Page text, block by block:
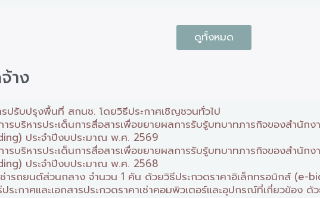
ดูทั้งหมด
าง
ปรับปรุงพื้นที่ สกนช. โดยวิธีประกาศเชิญชวนทั่วไป
ารบริหารประเด็นการสื่อสารเพื่อขยายผลการรับรู้บทบาทภารกิจของสำนัก
ประจำปีงบประมาณ พ.ศ. 2569
ารบริหารประเด็นการสื่อสารเพื่อขยายผลการรับรู้บทบาทภารกิจของสำนัก
ประจำปีงบประมาณ พ.ศ. 2568
ช่ารถยนต์ส่วนกลาง จำนวน 1 คัน ด้วยวิธีประกวดราคาอิเล็กทรอนิกส์ (e-
ระกาศและเอกสารประกวดราคาเช่าคอมพิวเตอร์และอุปกรณ์ที่เกี่ยวข้อง